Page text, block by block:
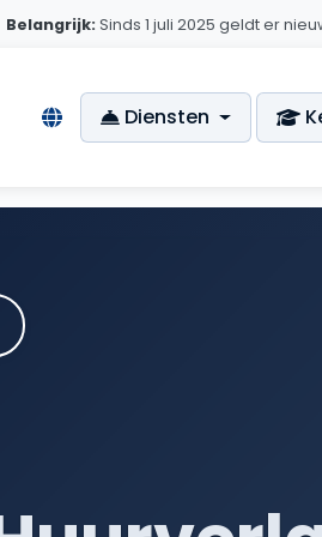
Belangrijk: Sinds 1 juli 2025 geldt er
Diensten